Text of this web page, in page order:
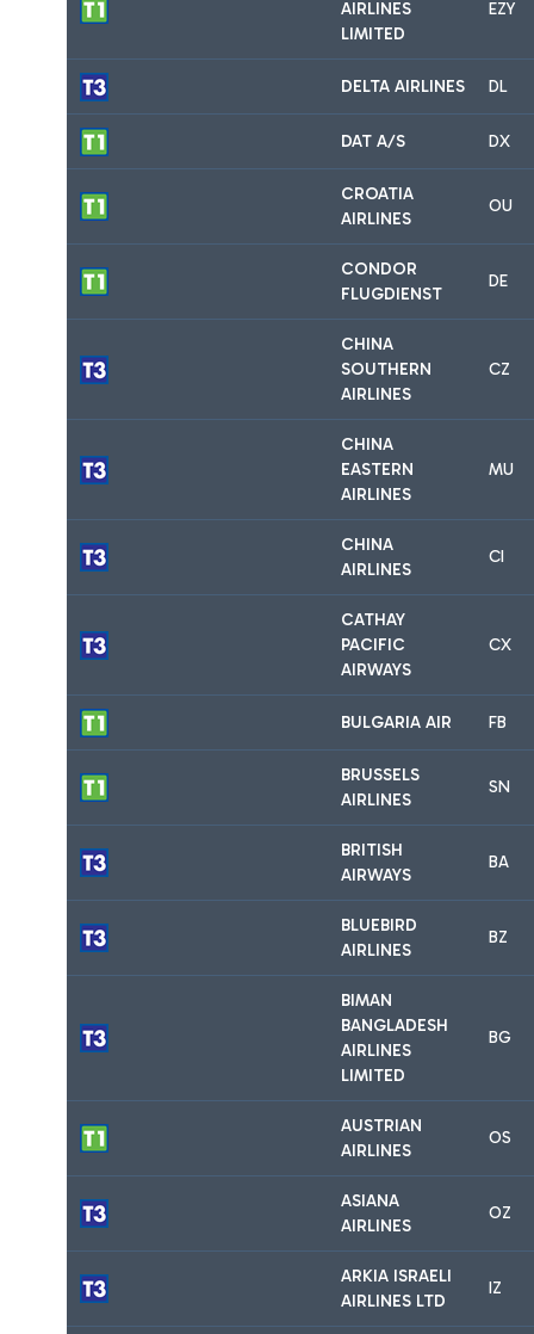
AIRLINES
LIMITED
EZY
DELTA AIRLINES DL
DAT A/S DX
CROATIA
AIRLINES
OU
CONDOR
FLUGDIENST
DE
CHINA
SOUTHERN
AIRLINES
CZ
CHINA
EASTERN
AIRLINES
MU
CHINA
AIRLINES
CI
CATHAY
PACIFIC
AIRWAYS
CX
BULGARIA AIR FB
BRUSSELS
AIRLINES
SN
BRITISH
AIRWAYS
BA
BLUEBIRD
AIRLINES
BZ
BIMAN
BANGLADESH
AIRLINES
LIMITED
BG
AUSTRIAN
AIRLINES
OS
ASIANA
AIRLINES
OZ
ARKIA ISRAELI
AIRLINES LTD
IZ